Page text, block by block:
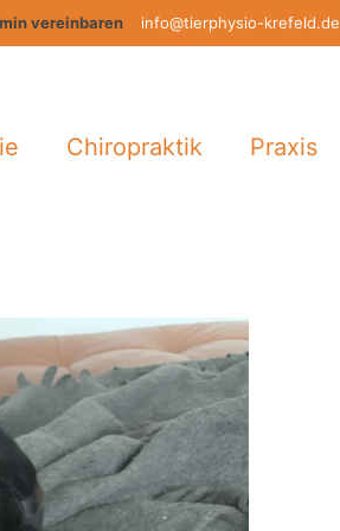
vereinbaren info@tierphysio-krefeld.de
Chiropraktik Praxis